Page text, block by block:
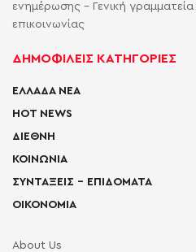
ενημέρωσης - Γενική
επικοινωνίας
ΔΗΜΟΦΙΛΕΙΣ ΚΑΤΗΓΟΡΙΕΣ
ΕΛΛΑΔΑ ΝΕΑ
HOT NEWS
ΔΙΕΘΝΗ
ΚΟΙΝΩΝΙΑ
ΣΥΝΤΑΞΕΙΣ – ΕΠΙΔΟΜΑΤΑ
ΟΙΚΟΝΟΜΙΑ
About Us